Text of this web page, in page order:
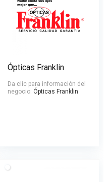
Ópticas Franklin
Da clic para información del
negocio: Ópticas Franklin